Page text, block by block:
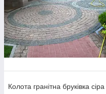
Колота гранітна бруківка сіра